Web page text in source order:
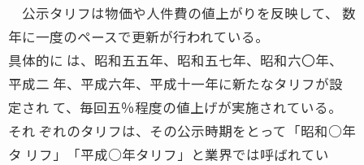
公示タリフは物価や人件費の値上がりを反映して、 数
年に一度のペースで更新が行われている。
具体的に は、昭和五五年、昭和五七年、昭和六〇年、
平成二 年、平成六年、平成十一年に新たなタリフが設
定され て、毎回五％程度の値上げが実施されている。
それ ぞれのタリフは、その公示時期をとって「昭和○年
タ リフ」「平成○年タリフ」と業界では呼ばれてい